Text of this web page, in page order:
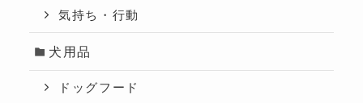
気持ち・行動
犬用品
ドッグフード